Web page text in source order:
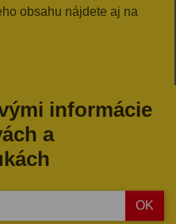
obsahu nájdete aj na
informácie
a
OK